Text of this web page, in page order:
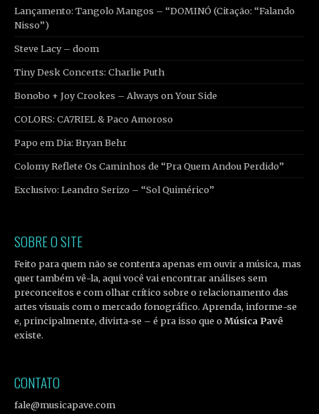
Lançamento: Tangolo Mangos – “DOMINÓ (Citação: “Falando
Nisso”)
Steve Lacy – doom
Tiny Desk Concerts: Charlie Puth
Bonobo + Joy Crookes – Always on Your Side
COLORS: CA7RIEL & Paco Amoroso
Papo em Dia: Bryan Behr
Colomy Reflete Os Caminhos de “Pra Quem Andou Perdido”
Exclusivo: Leandro Serizo – “Sol Quimérico”
SOBRE O SITE
Feito para quem não se contenta apenas em ouvir a música, mas
quer também vê-la, aqui você vai encontrar análises sem
preconceitos e com olhar crítico sobre o relacionamento das
artes visuais com o mercado fonográfico. Aprenda, informe-se
e, principalmente, divirta-se – é pra isso que oMúsica Pavê
existe.
CONTATO
fale@musicapave.com